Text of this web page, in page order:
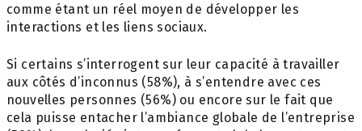
comme étant un réel moyen de développer les
interactions et les liens sociaux.
Si certains s’interrogent sur leur capacité à travailler
aux côtés d’inconnus (58%), à s’entendre avec ces
nouvelles personnes (56%) ou encore sur le fait que
cela puisse entacher l’ambiance globale de l’entreprise